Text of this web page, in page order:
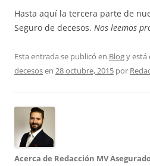
Hasta aquí la tercera parte de
Seguro de decesos. Nos leemos
Esta entrada se publicó en Blogy está
decesosen 28 octubre, 2015 por
Acerca de Redacción MV